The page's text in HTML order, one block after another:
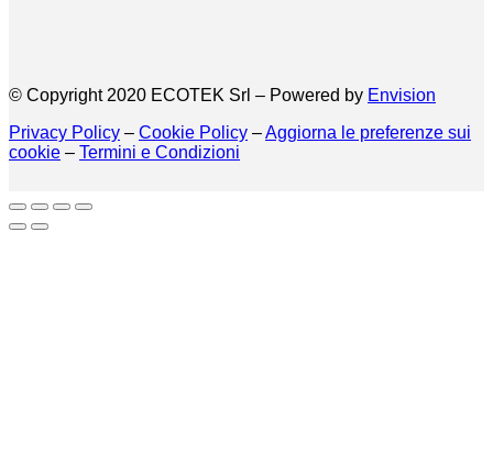
© Copyright 2020 ECOTEK Srl – Powered by Envision
Privacy Policy – Cookie Policy –Aggiorna le preferenze sui
cookie – Termini e Condizioni